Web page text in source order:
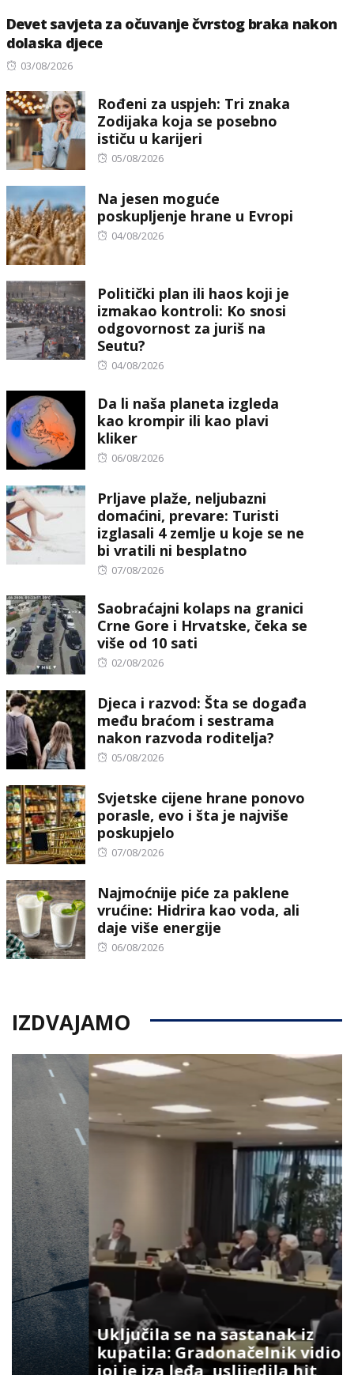
Devet savjeta za očuvanje čvrstog braka nakon
dolaska djece
Posted
03/08/2026
Rođeni za uspjeh: Tri znaka
Zodijaka koja se posebno
ističu u karijeri
Posted
05/08/2026
Na jesen moguće
poskupljenje hrane u Evropi
Posted
04/08/2026
Politički plan ili haos koji je
izmakao kontroli: Ko snosi
odgovornost za juriš na
Seutu?
Posted
04/08/2026
Da li naša planeta izgleda
kao krompir ili kao plavi
kliker
Posted
06/08/2026
Prljave plaže, neljubazni
domaćini, prevare: Turisti
izglasali 4 zemlje u koje se ne
bi vratili ni besplatno
Posted
07/08/2026
Saobraćajni kolaps na granici
Crne Gore i Hrvatske, čeka se
više od 10 sati
Posted
02/08/2026
Djeca i razvod: Šta se događa
među braćom i sestrama
nakon razvoda roditelja?
Posted
05/08/2026
Svjetske cijene hrane ponovo
porasle, evo i šta je najviše
poskupjelo
Posted
07/08/2026
Najmoćnije piće za paklene
vrućine: Hidrira kao voda, ali
daje više energije
Posted
06/08/2026
IZDVAJAMO
Uključila se na sastanak iz
kupatila: Gradonačelnik vidio šta
joj je iza leđa, uslijedila hit